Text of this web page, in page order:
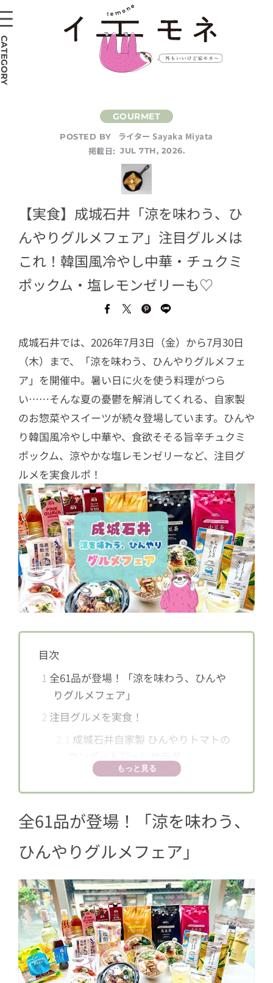
POSTED BY
ライター Sayaka Miyata
掲載日: JUL 7TH, 2026.
【実食】成城石井「涼を味わう、ひ
んやりグルメフェア」注目グルメは
これ！韓国風冷やし中華・チュクミ
ポックム・塩レモンゼリーも♡
成城石井では、2026年7月3日（金）から7月30日
（木）まで、「涼を味わう、ひんやりグルメフェ
ア」を開催中。暑い日に火を使う料理がつら
い……そんな夏の憂鬱を解消してくれる、自家製
のお惣菜やスイーツが続々登場しています。ひんや
り韓国風冷やし中華や、食欲そそる旨辛チュクミ
ポックム、涼やかな塩レモンゼリーなど、注目グ
ルメを実食ルポ！
目次
1 全61品が登場！「涼を味わう、ひんや
りグルメフェア」
2 注目グルメを実食！
成城石井自家製 ひんやりトマトの
成城石井自家製 冷やし鶏出汁茶漬
け（もち麦入り）
2.3 成城石井自家製 韓国風冷やし中華
2.4 成城石井自家製 旨辛チュクミポッ
2.5成城石井自家製 牛焼肉の汁なしド
ライフォー
2.6成城石井自家製 ひんやり塩レモン
ゼリー（淡路島の藻塩使用）
2.7イムブコ アイスシュナンブラン
もっと見る
全61品が登場！「涼を味わう、
ひんやりグルメフェア」